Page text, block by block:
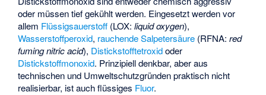
oder müssen tief gekühlt werden. Eingesetzt werden vor
allem Flüssigsauerstoff (LOX:liquid oxygen),
Wasserstoffperoxid, rauchende Salpetersäure (RFNA:red
fuming nitric acid), Distickstofftetroxidoder
Distickstoffmonoxid. Prinzipiell denkbar, aber aus
technischen und Umweltschutzgründen praktisch nicht
realisierbar, ist auch flüssiges Fluor.